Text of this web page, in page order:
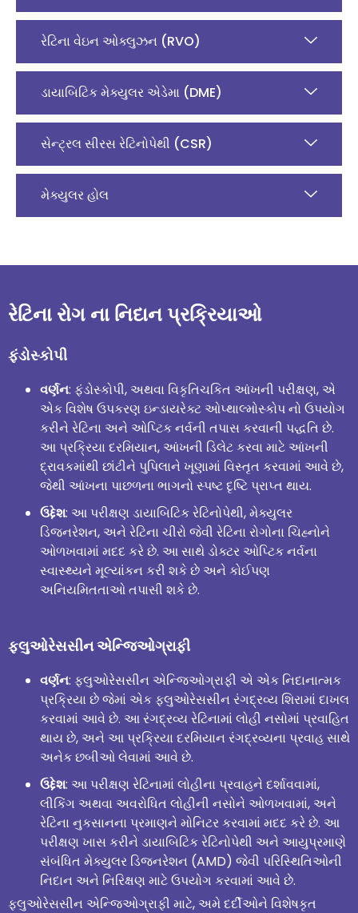
રેટિના વેઇન ઓક્લુઝન (RVO)
ડાયાબિટિક મેક્યુલર એડેમા (DME)
સેન્ટ્રલ સીરસ રેટિનોપેથી (CSR)
મેક્યુલર હોલ
રેટિના રોગ ના નિદાન પ્રક્રિયાઓ
ફંડોસ્કોપી
વર્ણન: ફંડોસ્કોપી, અથવા વિકૃતિચકિત આંખની પરીક્ષણ, એ
એક વિશેષ ઉપકરણ ઇન્ડાયરેક્ટ ઓપ્થાલ્મોસ્કોપ નો ઉપયોગ
કરીને રેટિના અને ઓપ્ટિક નર્વની તપાસ કરવાની પદ્ધતિ છે.
આ પ્રક્રિયા દરમિયાન, આંખની ડિલેટ કરવા માટે આંખની
દ્રાવકમાંથી છાંટીને પુપિલાને ખૂણામાં વિસ્તૃત કરવામાં આવે છે,
જેથી આંખના પાછળના ભાગનો સ્પષ્ટ દૃષ્ટિ પ્રાપ્ત થાય.
ઉદ્દેશ: આ પરીક્ષણ ડાયાબિટિક રેટિનોપેથી, મેક્યુલર
ડિજનરેશન, અને રેટિના ચીરો જેવી રેટિના રોગોના ચિહ્નોને
ઓળખવામાં મદદ કરે છે. આ સાથે ડોક્ટર ઓપ્ટિક નર્વના
સ્વાસ્થ્યને મૂલ્યાંકન કરી શકે છે અને કોઈપણ
અનિયમિતતાઓ તપાસી શકે છે.
ફ્લુઓરેસસીન એન્જિઓગ્રાફી
વર્ણન: ફ્લુઓરેસસીન એન્જિઓગ્રાફી એ એક નિદાનાત્મક
પ્રક્રિયા છે જેમાં એક ફ્લુઓરેસસીન રંગદ્રવ્ય શિરામાં દાખલ
કરવામાં આવે છે. આ રંગદ્રવ્ય રેટિનામાં લોહી નસોમાં પ્રવાહિત
થાય છે, અને આ પ્રક્રિયા દરમિયાન રંગદ્રવ્યના પ્રવાહ સાથે
અનેક છબીઓ લેવામાં આવે છે.
ઉદ્દેશ: આ પરીક્ષણ રેટિનામાં લોહીના પ્રવાહને દર્શાવવામાં,
લીકિંગ અથવા અવરોધિત લોહીની નસોને ઓળખવામાં, અને
રેટિના નુકસાનના પ્રમાણને મોનિટર કરવામાં મદદ કરે છે. આ
પરીક્ષણ ખાસ કરીને ડાયાબિટિક રેટિનોપેથી અને આયુપ્રમાણે
સંબંધિત મેક્યુલર ડિજનરેશન (AMD) જેવી પરિસ્થિતિઓની
નિદાન અને નિરિક્ષણ માટે ઉપયોગ કરવામાં આવે છે.
ફ્લુઓરેસસીન એન્જિઓગ્રાફી માટે, અમે દર્દીઓને વિશેષકૃત